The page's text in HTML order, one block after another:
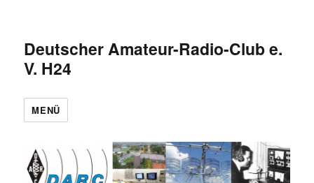
Deutscher Amateur-Radio-Club e.
V. H24
MENÜ